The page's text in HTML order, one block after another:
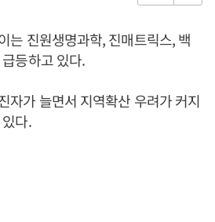
는 진원생명과학, 진매트릭스, 백
등하고 있다.
자가 늘면서 지역확산 우려가 커지
다.